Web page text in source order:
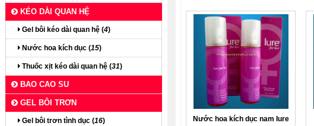
Nước hoa kích dục nam Iure
KÉO DÀI QUAN HỆ
Gel bôi kéo dài quan hệ (4)
Nước hoa kích dục (15)
Thuốc xịt kéo dài quan hệ (31)
BAO CAO SU
GEL BÔI TRƠN
Gel bôi trơn tình dục (16)